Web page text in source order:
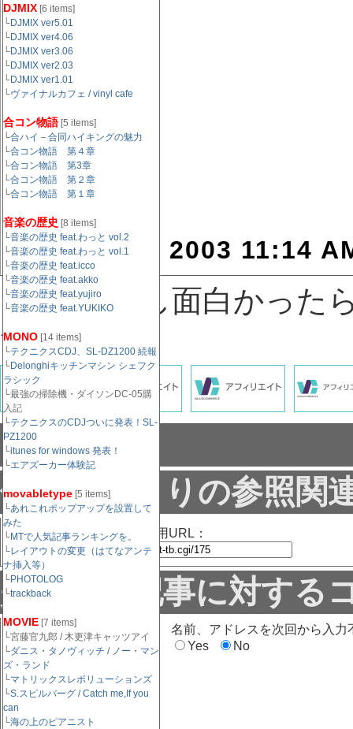
DJMIX [6 items]
└DJMIX ver5.01
└DJMIX ver4.06
└DJMIX ver3.06
└DJMIX ver2.03
└DJMIX ver1.01
└ヴァイナルカフェ / vinyl cafe
合コン物語 [5 items]
└合ハイ－合同ハイキングの魅力
└合コン物語 第４章
└合コン物語 第3章
└合コン物語 第２章
└合コン物語 第１章
音楽の歴史 [8 items]
└音楽の歴史 feat.わっと vol.2
└音楽の歴史 feat.わっと vol.1
└音楽の歴史 feat.icco
└音楽の歴史 feat.akko
└音楽の歴史 feat.yujiro
└音楽の歴史 feat.YUKIKO
MONO [14 items]
└テクニクスCDJ、SL-DZ1200 続報
└Delonghiキッチンマシン シェフク
ラシック
└最強の掃除機・ダイソンDC-05購
入記
└テクニクスのCDJついに発表！SL-
PZ1200
└itunes for windows 発表！
└エアズーカー体験記
movabletype [5 items]
└あれこれポップアップを設置して
みた
└MTで人気記事ランキングを。
└レイアウトの変更（はてなアンテ
ナ挿入等）
└PHOTOLOG
└trackback
MOVIE [7 items]
└宮藤官九郎 / 木更津キャッツアイ
└ダニス・タノヴィッチ / ノー・マン
ズ・ランド
└マトリックスレボリューションズ
└S.スピルバーグ / Catch me,If you
can
└海の上のピアニスト
August 31, 2003 11:14
↓記事がもし面白かった
´д⊂）
コメント
他サイトよりの参照関
この記事のトラックバック用URL：
是非この記事に対する
名前（必須）：
メールアドレス（任
意）：
名前、アドレスを次回から入力
Yes
No